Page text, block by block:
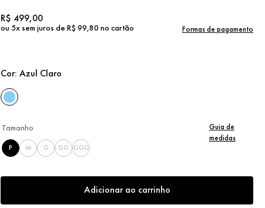
R$ 499,00
ou5x sem juros de R$ 99,80 no cartão Formas de pagamento
Cor: Azul Claro
Tamanho
P M G GG GGG
Guia de
medidas
Adicionar ao carrinho